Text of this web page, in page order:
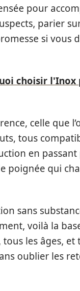
pour
parier
si vous
choisir l'Inox
celle que
tous
en
poignée qui
sans
voilà la
les âges,
oublier les